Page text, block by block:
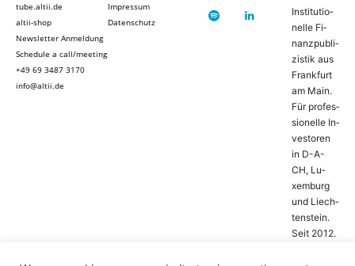
tube.altii.de
altii-shop
Newsletter Anmeldung
Schedule a call/meeting
+49 69 3487 3170
info@altii.de
Impressum
Datenschutz
In­sti­tu­ti­o­
nel­le Fi­
nanz­pu­bli­
zis­tik aus
Frank­furt
am Main.
Für pro­fes­
si­o­nel­le In­
ves­to­ren
in D-­A­-
CH, Lu­
xem­burg
und Liech­
ten­stein.
Seit 2012.